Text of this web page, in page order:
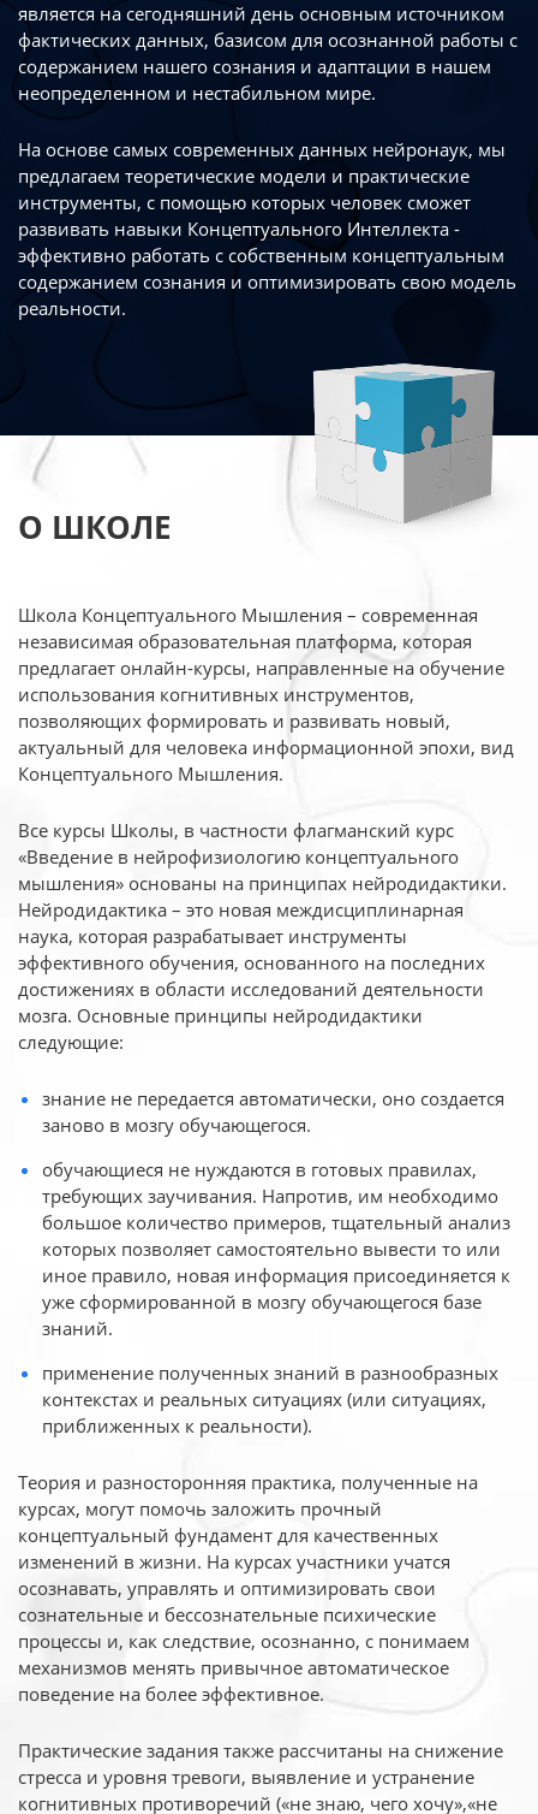
является на сегодняшний день основным источником
фактических данных, базисом для осознанной работы с
содержанием нашего сознания и адаптации в нашем
неопределенном и нестабильном мире.
На основе самых современных данных нейронаук, мы
предлагаем теоретические модели и практические
инструменты, с помощью которых человек сможет
развивать навыки Концептуального Интеллекта -
эффективно работать с собственным концептуальным
содержанием сознания и оптимизировать свою модель
реальности.
О ШКОЛЕ
Школа Концептуального Мышления – современная
независимая образовательная платформа, которая
предлагает онлайн-курсы, направленные на обучение
использования когнитивных инструментов,
позволяющих формировать и развивать новый,
актуальный для человека информационной эпохи, вид
Концептуального Мышления.
Все курсы Школы, в частности флагманский курс
«Введение в нейрофизиологию концептуального
мышления» основаны на принципах нейродидактики.
Нейродидактика – это новая междисциплинарная
наука, которая разрабатывает инструменты
эффективного обучения, основанного на последних
достижениях в области исследований деятельности
мозга. Основные принципы нейродидактики
следующие:
знание не передается автоматически, оно создается
заново в мозгу обучающегося.
обучающиеся не нуждаются в готовых правилах,
требующих заучивания. Напротив, им необходимо
большое количество примеров, тщательный анализ
которых позволяет самостоятельно вывести то или
иное правило, новая информация присоединяется к
уже сформированной в мозгу обучающегося базе
знаний.
применение полученных знаний в разнообразных
контекстах и реальных ситуациях (или ситуациях,
приближенных к реальности).
Теория и разносторонняя практика, полученные на
курсах, могут помочь заложить прочный
концептуальный фундамент для качественных
изменений в жизни. На курсах участники учатся
осознавать, управлять и оптимизировать свои
сознательные и бессознательные психические
процессы и, как следствие, осознанно, с понимаем
механизмов менять привычное автоматическое
поведение на более эффективное.
Практические задания также рассчитаны на снижение
стресса и уровня тревоги, выявление и устранение
когнитивных противоречий («не знаю, чего хочу»,«не